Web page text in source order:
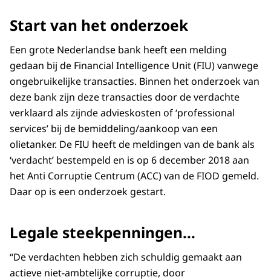
Start van het onderzoek
Een grote Nederlandse bank heeft een melding
gedaan bij de Financial Intelligence Unit (FIU) vanwege
ongebruikelijke transacties. Binnen het onderzoek van
deze bank zijn deze transacties door de verdachte
verklaard als zijnde advieskosten of ‘professional
services’ bij de bemiddeling/aankoop van een
olietanker. De FIU heeft de meldingen van de bank als
‘verdacht’ bestempeld en is op 6 december 2018 aan
het Anti Corruptie Centrum (ACC) van de FIOD gemeld.
Daar op is een onderzoek gestart.
Legale steekpenningen…
“De verdachten hebben zich schuldig gemaakt aan
actieve niet-ambtelijke corruptie, door